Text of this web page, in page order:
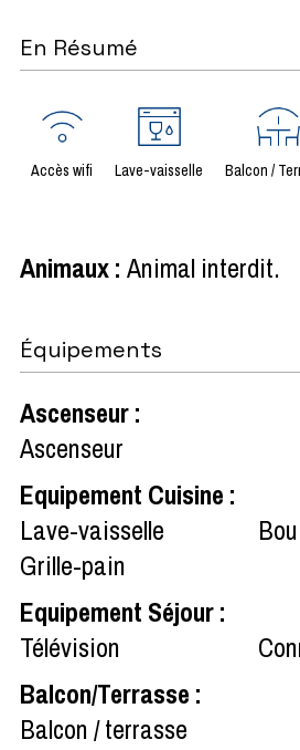
En Résumé
Accès wifi Lave-vaisselle Balcon /
Animaux: Animal interdit
Équipements
Ascenseur:
Ascenseur
Equipement Cuisine :
Lave-vaisselle
Grille-pain
Equipement Séjour:
Télévision
Balcon/Terrasse :
Balcon / terrasse